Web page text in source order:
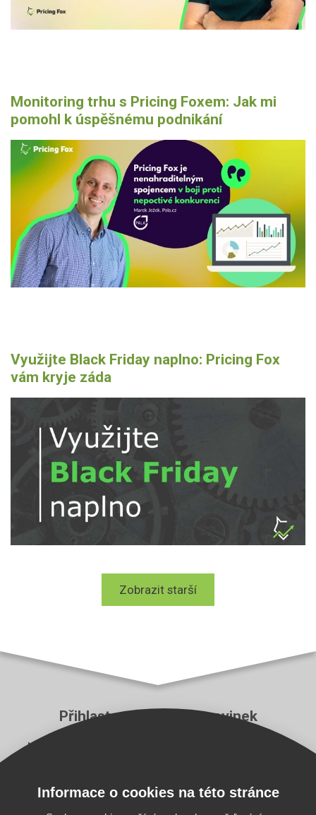
Monitoring trhu s Pricing Foxem: Jak mi
pomohl k úspěšnému podnikání
Využijte Black Friday naplno: Pricing Fox
vám kryje záda
Zobrazit starší
Přihlaste se k odběru novinek
Neutečou vám ty nejzásadnější novinky z aplikace
E-mailInformace o cookies na této stránce